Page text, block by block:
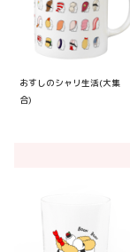
おすしのシャリ生活(大集
合)